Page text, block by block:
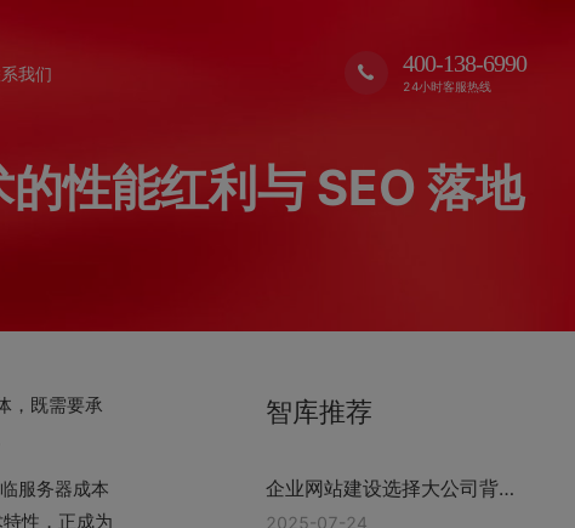
我们 400-138-6990
24小时客服热线
性能红利与 SEO 落地
，既需要承
服务器成本
性，正成为
智库推荐
企业网站建设选择大公司背后
的逻辑 浙江格加
2025-07-24